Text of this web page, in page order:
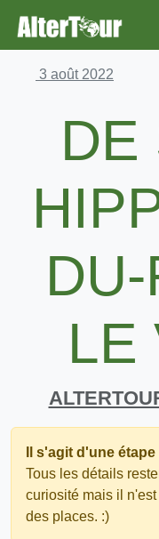
3 août 2022
DE
LE
Il s'agit d'une
Tous les détails
curiosité mais il
des places. :)